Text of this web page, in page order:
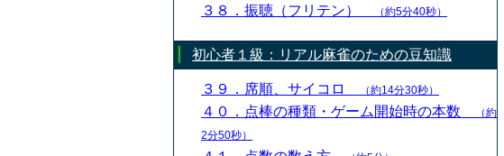
３８．振聴（フリテン） （約5分40秒）
初心者１級：リアル麻雀のための豆知識
３９．席順、サイコロ （約14分30秒）
４０．点棒の種類・ゲーム開始時の本数
（約
2分50秒）